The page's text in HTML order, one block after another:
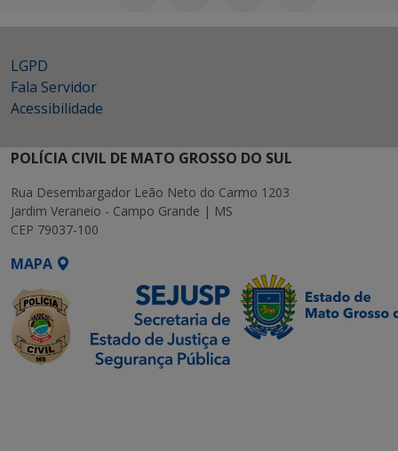
LGPD
Fala Servidor
Acessibilidade
POLÍCIA CIVIL DE MATO GROSSO DO SUL
Rua Desembargador Leão Neto do Carmo 1203
Jardim Veraneio - Campo Grande | MS
CEP 79037-100
MAPA